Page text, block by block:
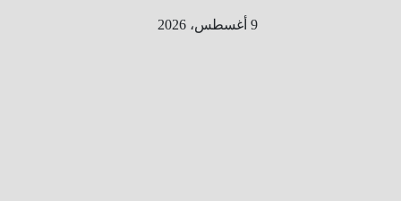
9 أغسطس، 2026